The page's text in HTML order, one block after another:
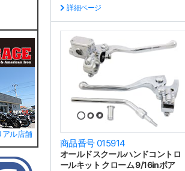
アル店舗
詳細ページ
商品番号 015914
オールドスクールハンドコントロ
ールキット クローム 9/16inボア